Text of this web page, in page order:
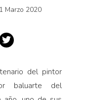
Marzo 2020
del pintor
baluarte del